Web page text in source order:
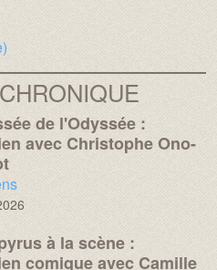
de l'Odyssée :
avec Christophe Ono-
:
à la scène :
comique avec Camille